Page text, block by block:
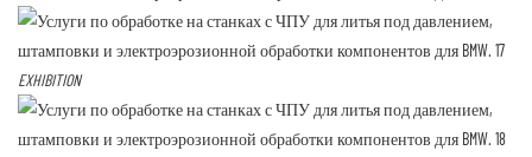
EXHIBITION